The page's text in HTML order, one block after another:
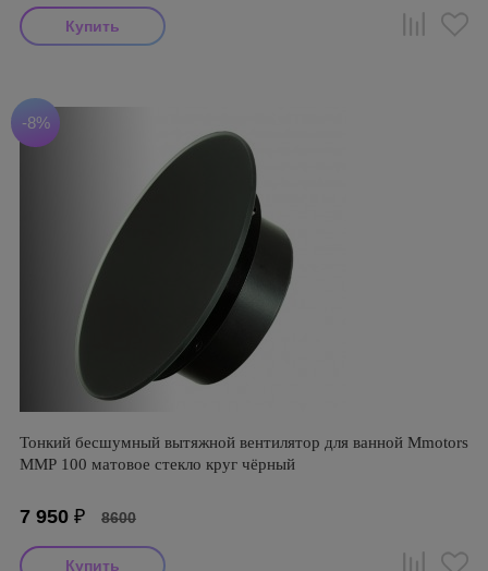
-8%
Тонкий бесшумный вытяжной вентилятор для ванной Mmotors
ММР 100 матовое стекло круг чёрный
7 950 ₽ 8600